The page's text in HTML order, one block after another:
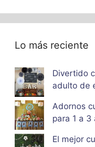
Lo más reciente
Divertido
adulto de
Adornos
para 1 a 3
El mejor